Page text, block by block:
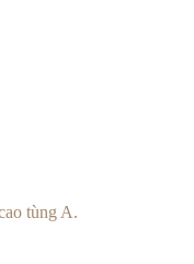
tùng A.